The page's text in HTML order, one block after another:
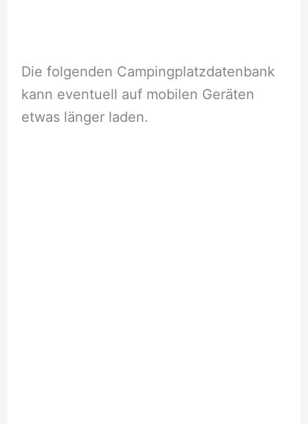
Die folgenden Campingplatzdatenbank
kann eventuell auf mobilen Geräten
etwas länger laden.